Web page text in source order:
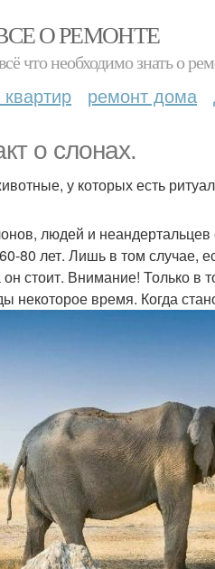
О РЕМОНТЕ
что необходимо знать о
ремонт дома
о слонах.
у которых есть
людей и
80 лет. Лишь в том случае,
стоит. Внимание! Только в
время. Когда